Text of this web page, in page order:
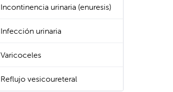
Incontinencia urinaria (enuresis)
Infección urinaria
Varicoceles
Reflujo vesicoureteral